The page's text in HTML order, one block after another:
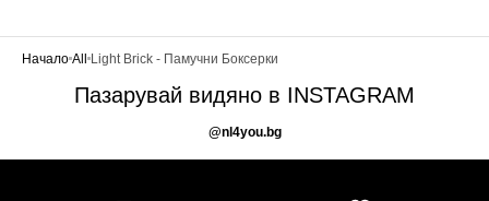
Начало All Light Brick - Памучни Боксерки
Пазарувай видяно в INSTAGRAM
@nl4you.bg